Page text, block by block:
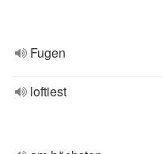
Fugen
loftiest